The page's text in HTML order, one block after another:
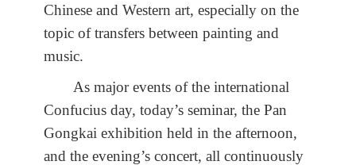
Chinese and Western art, especially on the
topic of transfers between painting and
music.
As major events of the international
Confucius day, today’s seminar, the Pan
Gongkai exhibition held in the afternoon,
and the evening’s concert, all continuously